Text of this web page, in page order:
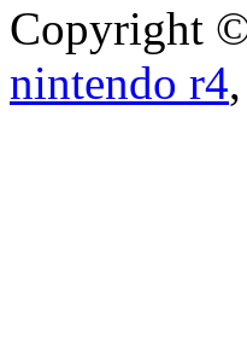
Copyright
nintendo r4,